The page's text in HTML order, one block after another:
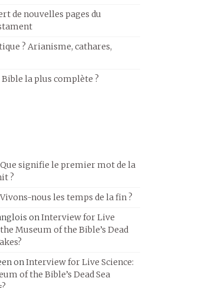
de nouvelles pages du
? Arianisme, cathares,
la plus complète ?
Que signifie le premier mot de la
?
Vivons-nous les temps de la fin ?
onInterview for Live
Museum of the Bible’s Dead
onInterview for Live Science:
of the Bible’s Dead Sea